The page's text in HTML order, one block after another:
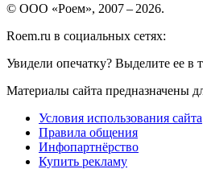
© ООО «Роем», 2007 – 2026.
Roem.ru в социальных сетях:
Увидели опечатку? Выделите ее в
Материалы сайта предназначены
Условия использования сайта
Правила общения
Инфопартнёрство
Купить рекламу